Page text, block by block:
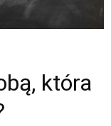
która